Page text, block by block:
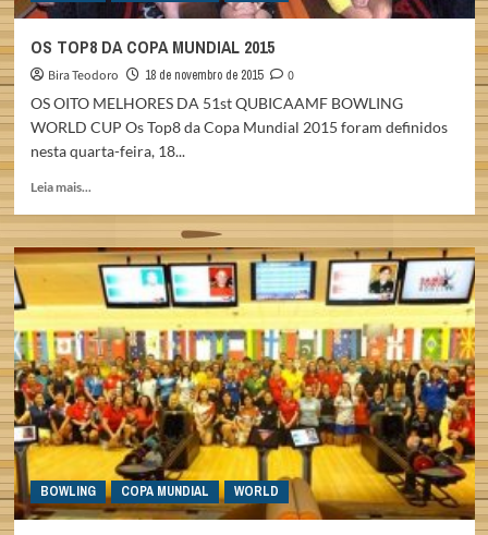
OS TOP8 DA COPA MUNDIAL 2015
Bira Teodoro 18 de novembro de 2015
0
OS OITO MELHORES DA 51st QUBICAAMF BOWLING
WORLD CUP Os Top8 da Copa Mundial 2015 foram definidos
nesta quarta-feira, 18...
Leia mais...
OS
TOP8
DA
COPA
MUNDIAL
2015
BOWLING COPA MUNDIAL WORLD